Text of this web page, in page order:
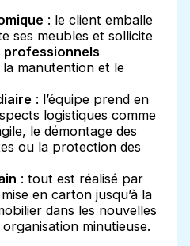
: le client emballe
ses meubles et sollicite
professionnels
manutention et le
: l’équipe prend en
logistiques comme
le démontage des
ou la protection des
: tout est réalisé par
en carton jusqu’à la
dans les nouvelles
minutieuse.